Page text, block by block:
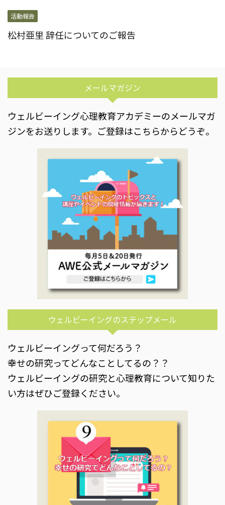
活動報告
松村亜里 辞任についてのご報告
メールマガジン
ウェルビーイング心理教育アカデミーのメールマガ
ジンをお送りします。ご登録はこちらからどうぞ。
ウェルビーイングのステップメール
ウェルビーイングって何だろう？
幸せの研究ってどんなことしてるの？？
ウェルビーイングの研究と心理教育について知りた
い方はぜひご登録ください。